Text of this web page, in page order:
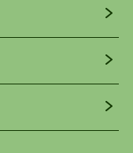
・神戸市西区
Ｐにて物件を
スタッフの平
量を誇ってお
介する、従来